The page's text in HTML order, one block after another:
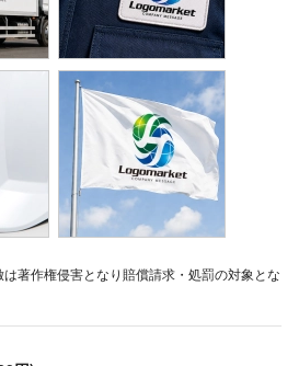
著作権侵害となり賠償請求・処罰の対象とな